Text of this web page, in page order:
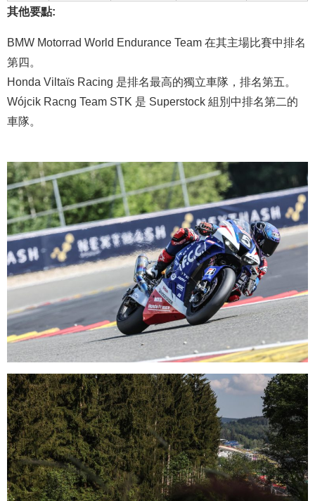
其他要點:
BMW Motorrad World Endurance Team 在其主場比賽中排名
第四。
Honda Viltaïs Racing 是排名最高的獨立車隊，排名第五。
Wójcik Racng Team STK 是 Superstock 組別中排名第二的
車隊。